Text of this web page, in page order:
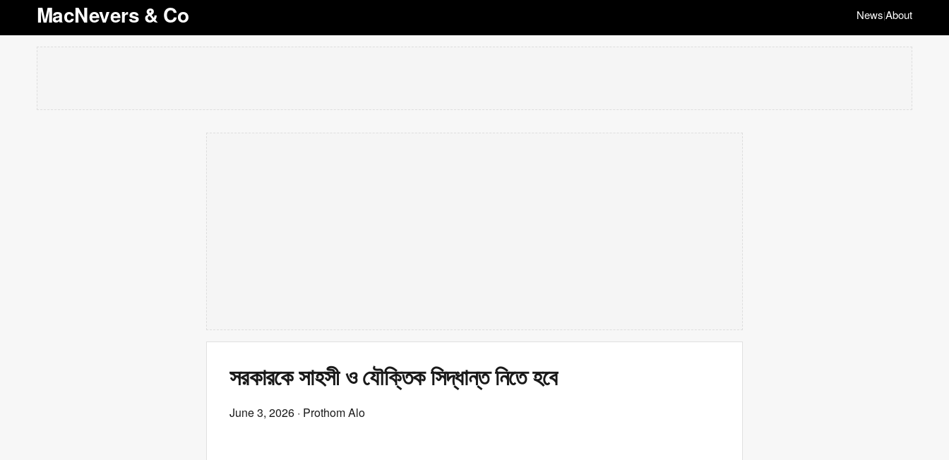
MacNevers & Co News|About
সরকারকে সাহসী ও যৌক্তিক সিদ্ধান্ত নিতে হবে
June 3, 2026 · Prothom Alo